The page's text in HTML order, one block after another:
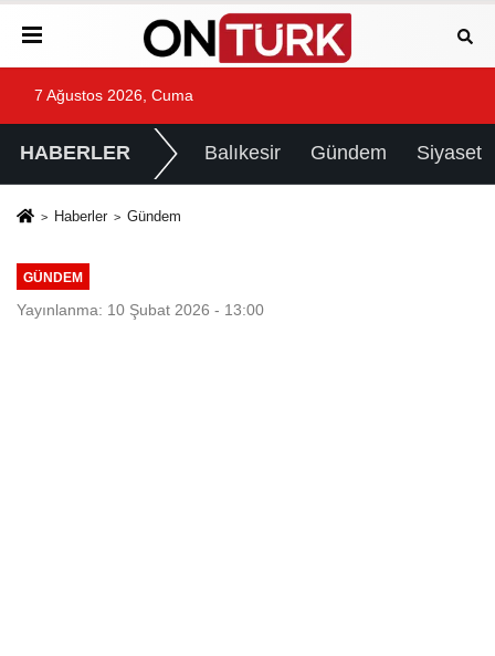
7 Ağustos 2026, Cuma
HABERLER Balıkesir Gündem Siyaset
Haberler Gündem
GÜNDEM
Yayınlanma: 10 Şubat 2026 - 13:00